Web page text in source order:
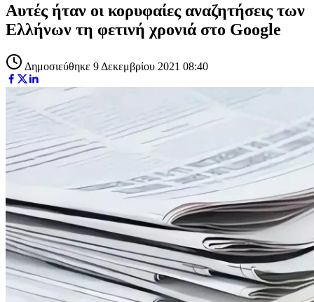
Αυτές ήταν οι κορυφαίες αναζητήσεις των
Ελλήνων τη φετινή χρονιά στο Google
Δημοσιεύθηκε 9 Δεκεμβρίου 2021 08:40